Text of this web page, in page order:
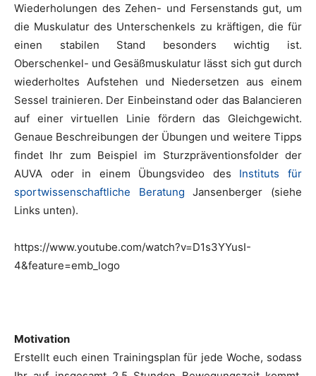
Wiederholungen des Zehen- und Fersenstands gut, um
die Muskulatur des Unterschenkels zu kräftigen, die für
einen stabilen Stand besonders wichtig ist.
Oberschenkel- und Gesäßmuskulatur lässt sich gut durch
wiederholtes Aufstehen und Niedersetzen aus einem
Sessel trainieren. Der Einbeinstand oder das Balancieren
auf einer virtuellen Linie fördern das Gleichgewicht.
Genaue Beschreibungen der Übungen und weitere Tipps
findet Ihr zum Beispiel im Sturzpräventionsfolder der
AUVA oder in einem Übungsvideo des Instituts für
sportwissenschaftliche Beratung Jansenberger (siehe
Links unten).
https://www.youtube.com/watch?v=D1s3YYusI-
4&feature=emb_logo
Motivation
Erstellt euch einen Trainingsplan für jede Woche, sodass